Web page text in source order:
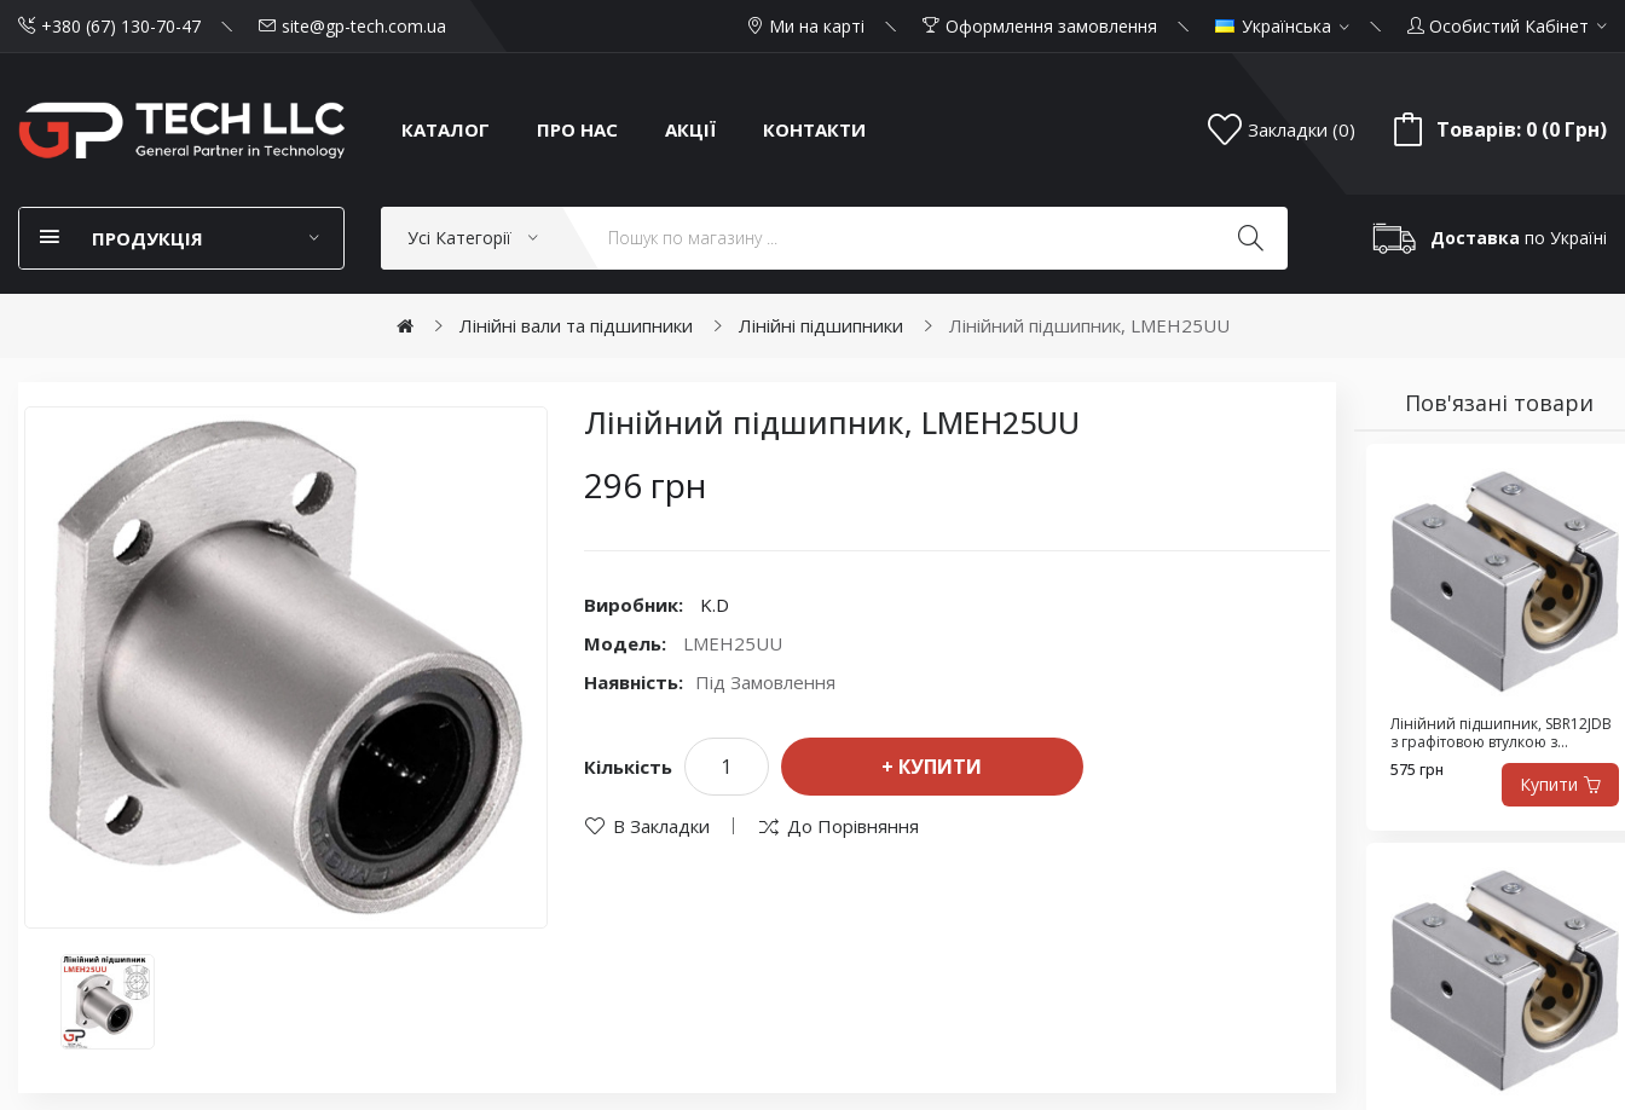
+380 (67) 130-70-47 site@gp-tech.com.ua Ми на карті Оформлення замовлення Українська Особистий Кабінет
КАТАЛОГ ПРО НАС АКЦІЇ КОНТАКТИ Закладки (0) Товарів: 0 (0 Грн)
ПРОДУКЦІЯ Усі Категорії Доставка по Україні
Лінійні вали та підшипники Лінійні підшипники Лінійний підшипник, LMEH25UU
Лінійний підшипник, LMEH25UU
296 грн
Виробник:
K.D
Модель:
LMEH25UU
Наявність: Під Замовлення
Кількість КУПИТИ
В Закладки До Порівняння
Пов'язані товари
Лінійний підшипник, SBR12JDB
з графітовою втулкою з
високоміцної латуні,
самозмащувальний
575 грн
Купити